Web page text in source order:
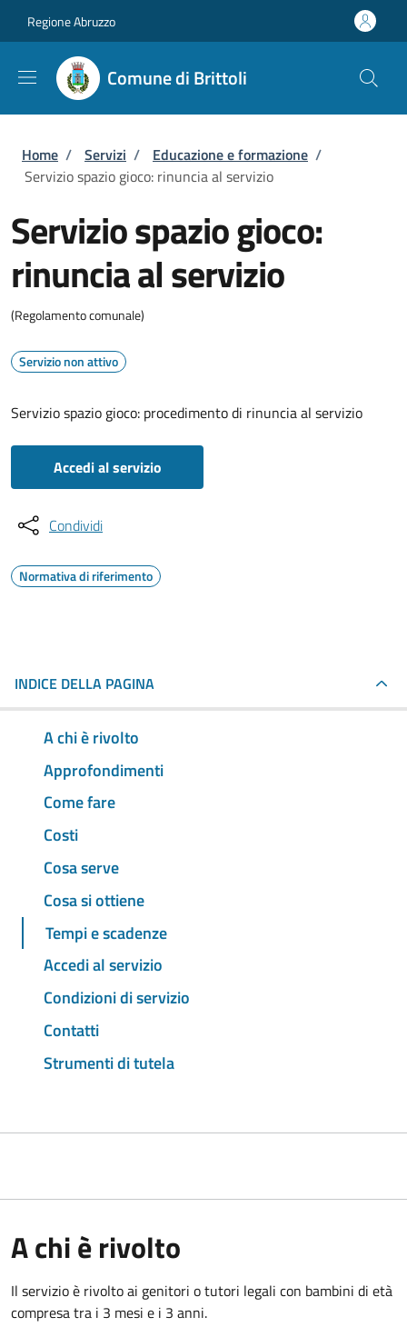
Regione Abruzzo
Comune di Brittoli
Briciole di pane
Home / Servizi / Educazione e formazione /
Servizio spazio gioco: rinuncia al servizio
Servizio spazio gioco:
rinuncia al servizio
(Regolamento comunale)
Servizio non attivo
Servizio spazio gioco: procedimento di rinuncia al servizio
Accedi al servizio
Condividi
Normativa di riferimento
INDICE DELLA PAGINA
A chi è rivolto
Approfondimenti
Come fare
Costi
Cosa serve
Cosa si ottiene
Tempi e scadenze
Accedi al servizio
Condizioni di servizio
Contatti
Strumenti di tutela
A chi è rivolto
Il servizio è rivolto ai genitori o tutori legali con bambini di età
compresa tra i 3 mesi e i 3 anni.